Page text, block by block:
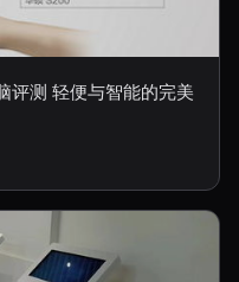
测 轻便与智能的完美